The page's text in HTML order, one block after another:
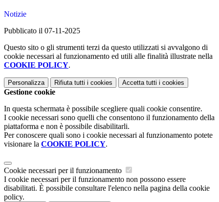
Notizie
Pubblicato il 07-11-2025
Questo sito o gli strumenti terzi da questo utilizzati si avvalgono di
cookie necessari al funzionamento ed utili alle finalità illustrate nella
COOKIE POLICY.
Personalizza Rifiuta tutti i cookies Accetta tutti i cookies
Gestione cookie
In questa schermata è possibile scegliere quali cookie consentire.
I cookie necessari sono quelli che consentono il funzionamento della
piattaforma e non è possibile disabilitarli.
Per conoscere quali sono i cookie necessari al funzionamento potete
visionare la COOKIE POLICY.
Cookie necessari per il funzionamento
I cookie necessari per il funzionamento non possono essere
disabilitati. È possibile consultare l'elenco nella pagina della cookie
policy.